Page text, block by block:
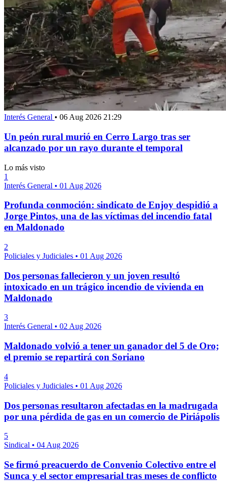
Interés General • 06 Aug 2026 21:29
Un peón rural murió en Cerro Largo tras ser
alcanzado por un rayo durante el temporal
Lo más visto
1
Interés General • 01 Aug 2026
Profunda conmoción: sindicato de Enjoy despidió a
Jorge Pintos, una de las víctimas del incendio fatal
en Maldonado
2
Policiales y Judiciales • 01 Aug 2026
Dos personas fallecieron y un joven resultó
intoxicado en un trágico incendio de vivienda en
Maldonado
3
Interés General • 02 Aug 2026
Maldonado volvió a tener un ganador del 5 de Oro;
el premio se repartirá con Soriano
4
Policiales y Judiciales • 01 Aug 2026
Dos personas resultaron afectadas en la madrugada
por una pérdida de gas en un comercio de Piriápolis
5
Sindical • 04 Aug 2026
Se firmó preacuerdo de Convenio Colectivo entre el
Sunca y el sector empresarial tras meses de conflicto